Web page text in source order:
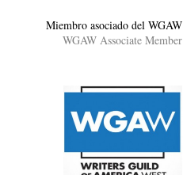
Miembro asociado del WGAW
WGAW Associate Member